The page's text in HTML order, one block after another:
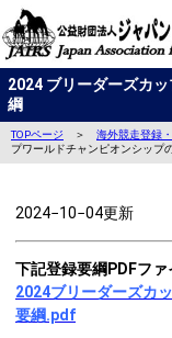
2024 ブリーダーズカ
綱
TOPページ ＞ 海外競走登録
プワールドチャンピオンシップ
2024−10−04更新
下記登録要綱PDFファ
2024ブリーダーズカ
要綱.pdf